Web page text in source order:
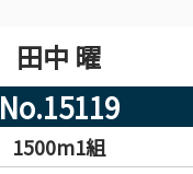
田中 曜
No.15119
1500m1組